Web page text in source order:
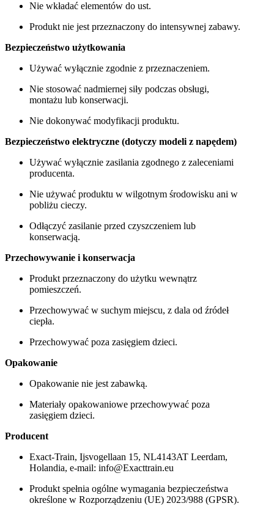
Nie wkładać elementów do ust.
Produkt nie jest przeznaczony do intensywnej zabawy.
Bezpieczeństwo użytkowania
Używać wyłącznie zgodnie z przeznaczeniem.
Nie stosować nadmiernej siły podczas obsługi,
montażu lub konserwacji.
Nie dokonywać modyfikacji produktu.
Bezpieczeństwo elektryczne (dotyczy modeli z napędem)
Używać wyłącznie zasilania zgodnego z zaleceniami
producenta.
Nie używać produktu w wilgotnym środowisku ani w
pobliżu cieczy.
Odłączyć zasilanie przed czyszczeniem lub
konserwacją.
Przechowywanie i konserwacja
Produkt przeznaczony do użytku wewnątrz
pomieszczeń.
Przechowywać w suchym miejscu, z dala od źródeł
ciepła.
Przechowywać poza zasięgiem dzieci.
Opakowanie
Opakowanie nie jest zabawką.
Materiały opakowaniowe przechowywać poza
zasięgiem dzieci.
Producent
Exact-Train, Ijsvogellaan 15, NL4143AT Leerdam,
Holandia, e-mail: info@Exacttrain.eu
Produkt spełnia ogólne wymagania bezpieczeństwa
określone w Rozporządzeniu (UE) 2023/988 (GPSR).